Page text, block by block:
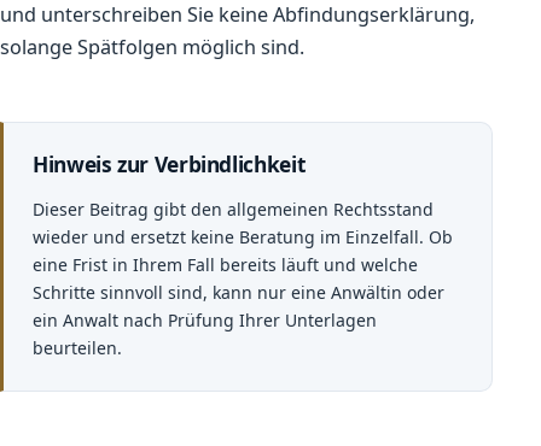
und unterschreiben Sie keine Abfindungserklärung,
solange Spätfolgen möglich sind.
Hinweis zur Verbindlichkeit
Dieser Beitrag gibt den allgemeinen Rechtsstand
wieder und ersetzt keine Beratung im Einzelfall. Ob
eine Frist in Ihrem Fall bereits läuft und welche
Schritte sinnvoll sind, kann nur eine Anwältin oder
ein Anwalt nach Prüfung Ihrer Unterlagen
beurteilen.